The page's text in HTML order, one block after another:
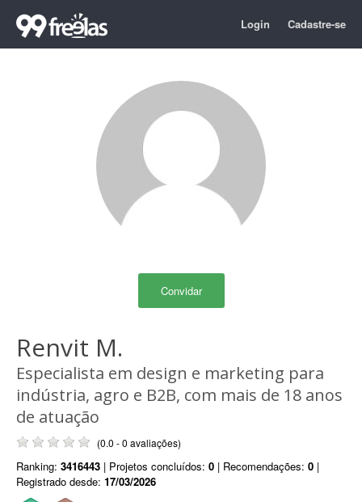
Login Cadastre-se
Convidar
Renvit M.
Especialista em design e marketing para
indústria, agro e B2B, com mais de 18 anos
de atuação
(0.0 - 0 avaliações)
Ranking: 3416443 | Projetos concluídos: 0 | Recomendações: 0 |
Registrado desde: 17/03/2026